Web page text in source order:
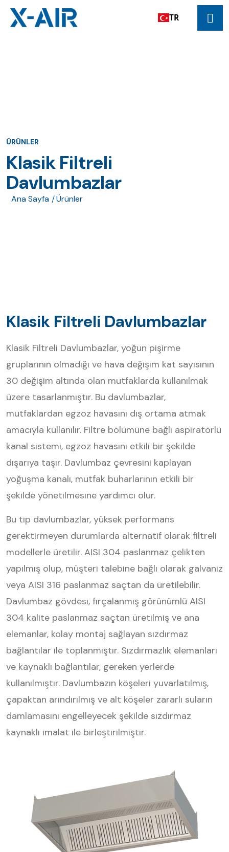
TR
ÜRÜNLER
Klasik Filtreli
Davlumbazlar
Ana Sayfa /Ürünler
Klasik Filtreli Davlumbazlar
Klasik Filtreli Davlumbazlar, yoğun pişirme
gruplarının olmadığı ve hava değişim kat sayısının
30 değişim altında olan mutfaklarda kullanılmak
üzere tasarlanmıştır. Bu davlumbazlar,
mutfaklardan egzoz havasını dış ortama atmak
amacıyla kullanılır. Filtre bölümüne bağlı aspiratörlü
kanal sistemi, egzoz havasını etkili bir şekilde
dışarıya taşır. Davlumbaz çevresini kaplayan
yoğuşma kanalı, mutfak buharlarının etkili bir
şekilde yönetilmesine yardımcı olur.
Bu tip davlumbazlar, yüksek performans
gerektirmeyen durumlarda alternatif olarak filtreli
modellerle üretilir. AISI 304 paslanmaz çelikten
yapılmış olup, müşteri talebine bağlı olarak galvaniz
veya AISI 316 paslanmaz saçtan da üretilebilir.
Davlumbaz gövdesi, fırçalanmış görünümlü AISI
304 kalite paslanmaz saçtan üretilmiş ve ana
elemanlar, kolay montaj sağlayan sızdırmaz
bağlantılar ile toplanmıştır. Sızdırmazlık elemanları
ve kaynaklı bağlantılar, gereken yerlerde
kullanılmıştır. Davlumbazın köşeleri yuvarlatılmış,
çapaktan arındırılmış ve alt köşeler zararlı suların
damlamasını engelleyecek şekilde sızdırmaz
kaynaklı imalat ile birleştirilmiştir.